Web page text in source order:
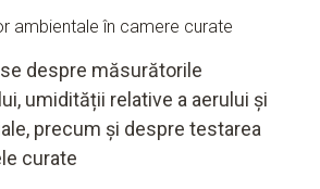
ambientale în camere curate
despre măsurătorile
umidității relative a aerului și
precum și despre testarea
curate